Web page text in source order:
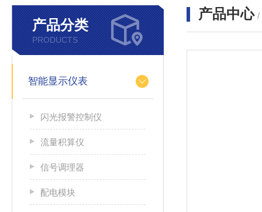
产品分类
PRODUCTS
智能显示仪表
闪光报警控制仪
流量积算仪
信号调理器
配电模块
产品中心 /